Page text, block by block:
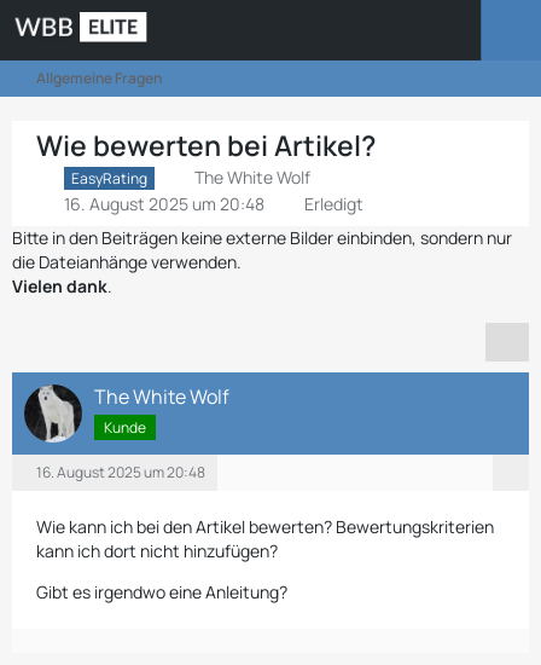
Allgemeine Fragen
Wie bewerten bei Artikel?
EasyRating
The White Wolf
16. August 2025 um 20:48
Erledigt
Bitte in den Beiträgen keine externe Bilder einbinden, sondern nur
die Dateianhänge verwenden.
Vielen dank.
The White Wolf
Kunde
16. August 2025 um 20:48
Wie kann ich bei den Artikel bewerten? Bewertungskriterien
kann ich dort nicht hinzufügen?
Gibt es irgendwo eine Anleitung?